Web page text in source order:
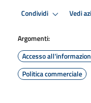
Condividi Vedi
Argomenti:
Accesso
Politica commerciale